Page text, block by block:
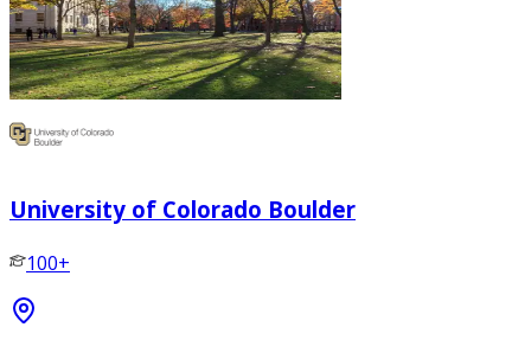
University of Colorado Boulder
100+